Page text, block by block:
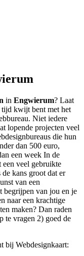
in Engwierum? Laat
tijd kwijt bent met het
Niet iedere
lopende projecten veel
die hun
dan 500 euro,
een week In de
een veel gebruikte
kans groot dat er
van een
begrijpen van jou en je
naar een krachtige
maken? Dan raden
te vragen 2) goed de
bij Webdesignkaart: